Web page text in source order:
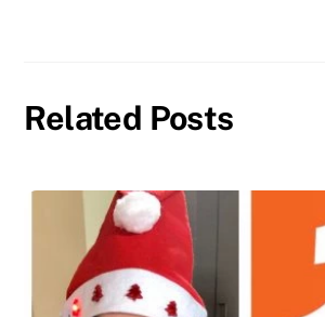
Related Posts